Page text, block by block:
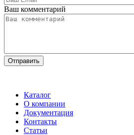
Ваш комментарий
Каталог
О компании
Документация
Контакты
Статьи